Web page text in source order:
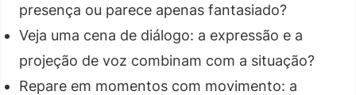
presença ou parece apenas fantasiado?
Veja uma cena de diálogo: a expressão e a
projeção de voz combinam com a situação?
Repare em momentos com movimento: a